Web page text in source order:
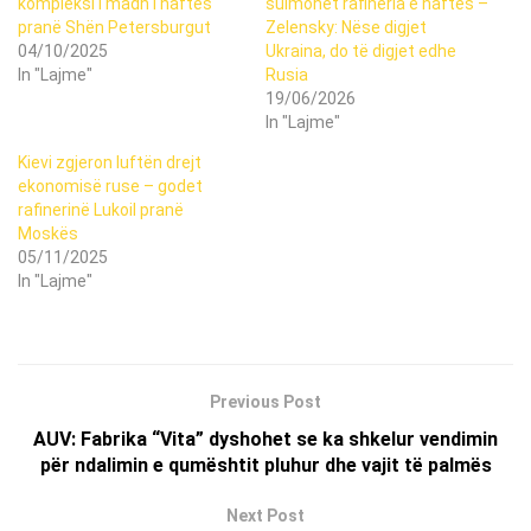
pranë Shën Petersburgut
04/10/2025
In "Lajme"
Zelensky: Nëse digjet
Ukraina, do të digjet edhe
Rusia
19/06/2026
In "Lajme"
Kievi zgjeron luftën drejt
ekonomisë ruse – godet
rafinerinë Lukoil pranë
Moskës
05/11/2025
In "Lajme"
Previous Post
AUV: Fabrika “Vita” dyshohet se ka shkelur vendimin
për ndalimin e qumështit pluhur dhe vajit të palmës
Next Post